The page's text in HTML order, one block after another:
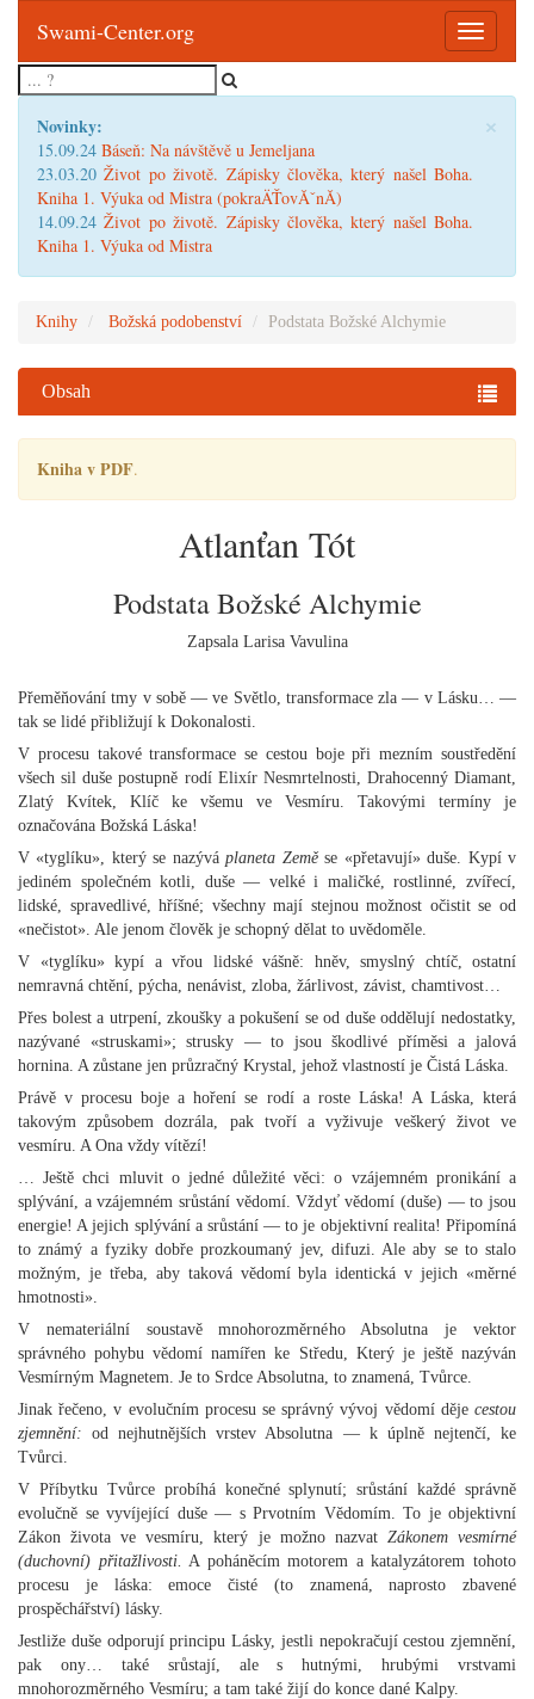
Toggle
Swami-Center.org
×
Novinky:
15.09.24 Báseň: Na návštěvě u Jemeljana
23.03.20Život po životě. Zápisky člověka, který našel Boha.
Kniha 1. Výuka od Mistra (pokraÄŤovĂˇnĂ­)
14.09.24Život po životě. Zápisky člověka, který našel Boha.
Kniha 1. Výuka od Mistra
Knihy Božská podobenství Podstata Božské Alchymie
Obsah
Kniha v PDF.
Atlanťan Tót
Podstata Božské Alchymie
Zapsala Larisa Vavulina
Přeměňování tmy v sobě — ve Světlo, transformace zla — v Lásku… —
tak se lidé přibližují k Dokonalosti.
V procesu takové transformace se cestou boje při mezním soustředění
všech sil duše postupně rodí Elixír Nesmrtelnosti, Drahocenný Diamant,
Zlatý Kvítek, Klíč ke všemu ve Vesmíru. Takovými termíny je
označována Božská Láska!
V «tyglíku», který se nazýváplaneta Zeměse «přetavují» duše. Kypí v
jediném společném kotli, duše — velké i maličké, rostlinné, zvířecí,
lidské, spravedlivé, hříšné; všechny mají stejnou možnost očistit se od
«nečistot». Ale jenom člověk je schopný dělat to uvědoměle.
V «tyglíku» kypí a vřou lidské vášně: hněv, smyslný chtíč, ostatní
nemravná chtění, pýcha, nenávist, zloba, žárlivost, závist, chamtivost…
Přes bolest a utrpení, zkoušky a pokušení se od duše oddělují nedostatky,
nazývané «struskami»; strusky — to jsou škodlivé příměsi a jalová
hornina. A zůstane jen průzračný Krystal, jehož vlastností je Čistá Láska.
Právě v procesu boje a hoření se rodí a roste Láska! A Láska, která
takovým způsobem dozrála, pak tvoří a vyživuje veškerý život ve
vesmíru. A Ona vždy vítězí!
… Ještě chci mluvit o jedné důležité věci: o vzájemném pronikání a
splývání, a vzájemném srůstání vědomí. Vždyť vědomí (duše) — to jsou
energie! A jejich splývání a srůstání — to je objektivní realita! Připomíná
to známý a fyziky dobře prozkoumaný jev, difuzi. Ale aby se to stalo
možným, je třeba, aby taková vědomí byla identická v jejich «měrné
hmotnosti».
V nemateriální soustavě mnohorozměrného Absolutna je vektor
správného pohybu vědomí namířen ke Středu, Který je ještě nazýván
Vesmírným Magnetem. Je to Srdce Absolutna, to znamená, Tvůrce.
Jinak řečeno, v evolučním procesu se správný vývoj vědomí děje cestou
zjemnění: od nejhutnějších vrstev Absolutna — k úplně nejtenčí, ke
Tvůrci.
V Příbytku Tvůrce probíhá konečné splynutí; srůstání každé správně
evolučně se vyvíjející duše — s Prvotním Vědomím. To je objektivní
Zákon života ve vesmíru, který je možno nazvat Zákonem vesmírné
(duchovní) přitažlivosti. A poháněcím motorem a katalyzátorem tohoto
procesu je láska: emoce čisté (to znamená, naprosto zbavené
prospěchářství) lásky.
Jestliže duše odporují principu Lásky, jestli nepokračují cestou zjemnění,
pak ony… také srůstají, ale s hutnými, hrubými vrstvami
mnohorozměrného Vesmíru; a tam také žijí do konce dané Kalpy.